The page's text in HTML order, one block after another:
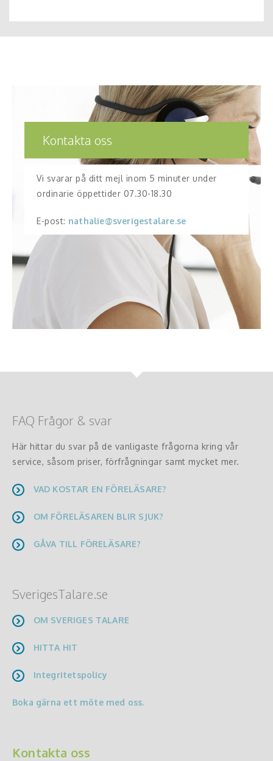
Kontakta oss
Vi svarar på ditt mejl inom 5 minuter under
ordinarie öppettider 07.30-18.30
E-post: nathalie@sverigestalare.se
FAQ Frågor & svar
Här hittar du svar på de vanligaste frågorna kring vår
service, såsom priser, förfrågningar samt mycket mer.
VAD KOSTAR EN FÖRELÄSARE?
OM FÖRELÄSAREN BLIR SJUK?
GÅVA TILL FÖRELÄSARE?
SverigesTalare.se
OM SVERIGES TALARE
HITTA HIT
Integritetspolicy
Boka gärna ett möte med oss.
Kontakta oss